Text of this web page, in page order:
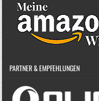
PARTNER & EMPFEHLUNGEN